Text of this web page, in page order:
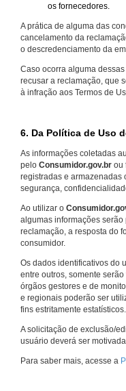
os fornecedores.
A prática de alguma das
cancelamento da
o descredenciamento da
Caso ocorra alguma
recusar a reclamação, que
à infração aos Termos de
6. Da Política de Uso
As informações coletadas
pelo Consumidor.gov.br ou
registradas e armazenadas
segurança,
Ao utilizar o
algumas informações
reclamação, a resposta do
consumidor.
Os dados identificativos do
entre outros, somente
órgãos gestores e de
e regionais poderão ser
fins estritamente estatísticos.
A solicitação de exclusão/
usuário deverá ser
Para saber mais, acesse a